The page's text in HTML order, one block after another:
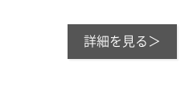
詳細を見る＞